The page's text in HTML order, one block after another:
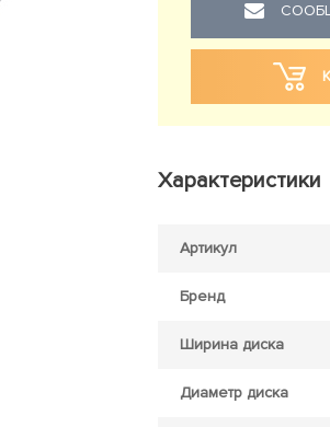
Характеристики
Артикул
Бренд
Ширина диска
Диаметр диска